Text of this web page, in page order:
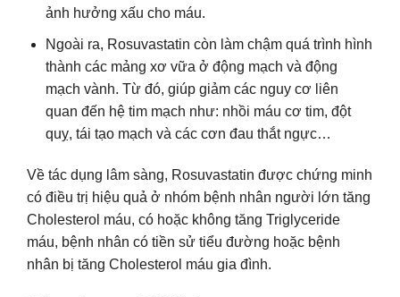
ảnh hưởng xấu cho máu.
Ngoài ra, Rosuvastatin còn làm chậm quá trình hình
thành các mảng xơ vữa ở động mạch và động
mạch vành. Từ đó, giúp giảm các nguy cơ liên
quan đến hệ tim mạch như: nhồi máu cơ tim, đột
quỵ, tái tạo mạch và các cơn đau thắt ngực…
Về tác dụng lâm sàng, Rosuvastatin được chứng minh
có điều trị hiệu quả ở nhóm bệnh nhân người lớn tăng
Cholesterol máu, có hoặc không tăng Triglyceride
máu, bệnh nhân có tiền sử tiểu đường hoặc bệnh
nhân bị tăng Cholesterol máu gia đình.